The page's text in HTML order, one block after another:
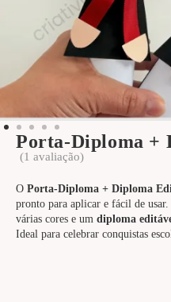
Porta-Diploma +
(1 avaliação)
O Porta-Diploma + Diploma
pronto para aplicar e fácil de
várias cores e um diploma
Ideal para celebrar conquistas